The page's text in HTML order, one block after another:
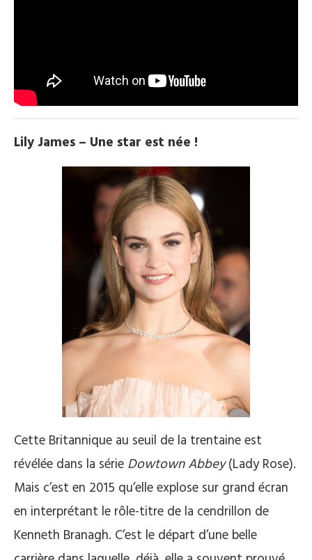
Lily James – Une star est née !
Cette Britannique au seuil de la trentaine est
révélée dans la série Dowtown Abbey(Lady Rose).
Mais c’est en 2015 qu’elle explose sur grand écran
en interprétant le rôle-titre de la cendrillon de
Kenneth Branagh. C’est le départ d’une belle